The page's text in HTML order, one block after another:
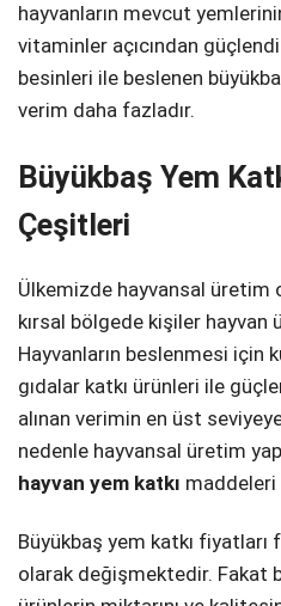
hayvanların mevcut
vitaminler açıcından
besinleri ile beslenen
verim daha fazladır.
Büyükbaş Yem
Çeşitleri
Ülkemizde hayvansal üretim
kırsal bölgede kişiler hayvan
Hayvanların beslenmesi için
gıdalar katkı ürünleri ile
alınan verimin en üst
nedenle hayvansal üretim
hayvan yem katkı maddeleri
Büyükbaş yem katkı fiyatları
olarak değişmektedir. Fakat